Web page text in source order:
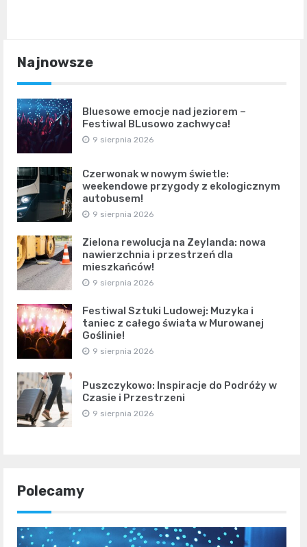
Najnowsze
Bluesowe emocje nad jeziorem –
Festiwal BLusowo zachwyca!
9 sierpnia 2026
Czerwonak w nowym świetle:
weekendowe przygody z ekologicznym
autobusem!
9 sierpnia 2026
Zielona rewolucja na Zeylanda: nowa
nawierzchnia i przestrzeń dla
mieszkańców!
9 sierpnia 2026
Festiwal Sztuki Ludowej: Muzyka i
taniec z całego świata w Murowanej
Goślinie!
9 sierpnia 2026
Puszczykowo: Inspiracje do Podróży w
Czasie i Przestrzeni
9 sierpnia 2026
Polecamy